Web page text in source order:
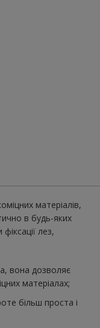
матеріалів,
в будь-яких
лез,
вона дозволяє
матеріалах;
більш проста і